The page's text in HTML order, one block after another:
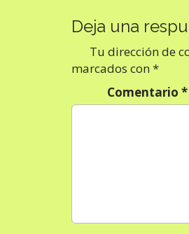
v
g
c
e
Deja una
Tu dirección de
marcados con*
Comentario *